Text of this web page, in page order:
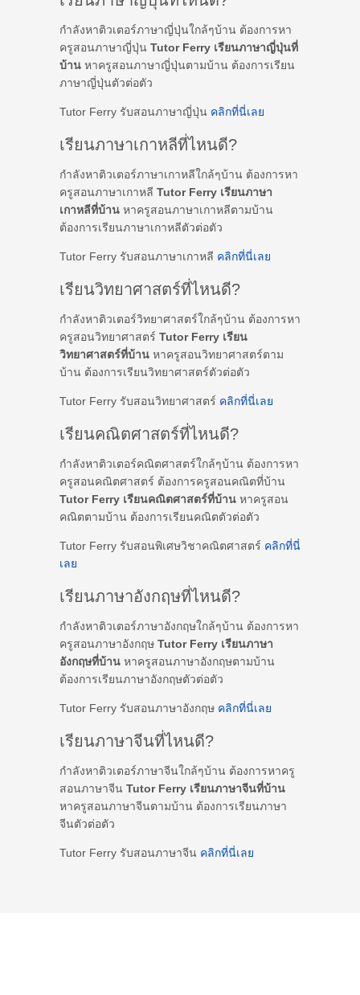
กำลังหาติวเตอร์ภาษาญี่ปุ่นใกล้ๆบ้าน ต้องการหา
ครูสอนภาษาญี่ปุ่น Tutor Ferry เรียนภาษาญี่ปุ่นที่
บ้าน หาครูสอนภาษาญี่ปุ่นตามบ้าน ต้องการเรียน
ภาษาญี่ปุ่นตัวต่อตัว
Tutor Ferry รับสอนภาษาญี่ปุ่น คลิกที่นี่เลย
เรียนภาษาเกาหลีที่ไหนดี?
กำลังหาติวเตอร์ภาษาเกาหลีใกล้ๆบ้าน ต้องการหา
ครูสอนภาษาเกาหลี Tutor Ferry เรียนภาษา
เกาหลีที่บ้าน หาครูสอนภาษาเกาหลีตามบ้าน
ต้องการเรียนภาษาเกาหลีตัวต่อตัว
Tutor Ferry รับสอนภาษาเกาหลี คลิกที่นี่เลย
เรียนวิทยาศาสตร์ที่ไหนดี?
กำลังหาติวเตอร์วิทยาศาสตร์ใกล้ๆบ้าน ต้องการหา
ครูสอนวิทยาศาสตร์ Tutor Ferry เรียน
วิทยาศาสตร์ที่บ้าน หาครูสอนวิทยาศาสตร์ตาม
บ้าน ต้องการเรียนวิทยาศาสตร์ตัวต่อตัว
Tutor Ferry รับสอนวิทยาศาสตร์ คลิกที่นี่เลย
เรียนคณิตศาสตร์ที่ไหนดี?
กำลังหาติวเตอร์คณิตศาสตร์ใกล้ๆบ้าน ต้องการหา
ครูสอนคณิตศาสตร์ ต้องการครูสอนคณิตที่บ้าน
Tutor Ferry เรียนคณิตศาสตร์ที่บ้าน หาครูสอน
คณิตตามบ้าน ต้องการเรียนคณิตตัวต่อตัว
Tutor Ferry รับสอนพิเศษวิชาคณิตศาสตร์ คลิกที่นี่
เลย
เรียนภาษาอังกฤษที่ไหนดี?
กำลังหาติวเตอร์ภาษาอังกฤษใกล้ๆบ้าน ต้องการหา
ครูสอนภาษาอังกฤษ Tutor Ferry เรียนภาษา
อังกฤษที่บ้าน หาครูสอนภาษาอังกฤษตามบ้าน
ต้องการเรียนภาษาอังกฤษตัวต่อตัว
Tutor Ferry รับสอนภาษาอังกฤษ คลิกที่นี่เลย
เรียนภาษาจีนที่ไหนดี?
กำลังหาติวเตอร์ภาษาจีนใกล้ๆบ้าน ต้องการหาครู
สอนภาษาจีน Tutor Ferry เรียนภาษาจีนที่บ้าน
หาครูสอนภาษาจีนตามบ้าน ต้องการเรียนภาษา
จีนตัวต่อตัว
Tutor Ferry รับสอนภาษาจีน คลิกที่นี่เลย